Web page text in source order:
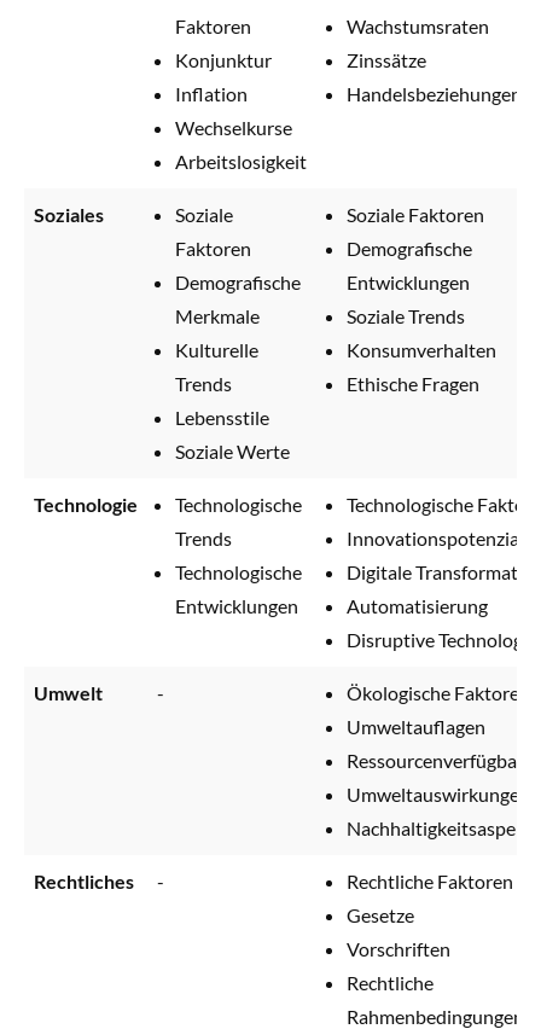
Faktoren
Konjunktur
Inflation
Wechselkurse
Arbeitslosigkeit
Wachstumsraten
Zinssätze
Handelsbeziehungen
Soziales
Soziale
Faktoren
Demografische
Merkmale
Kulturelle
Trends
Lebensstile
Soziale Werte
Soziale Faktoren
Demografische
Entwicklungen
Soziale Trends
Konsumverhalten
Ethische Fragen
Technologie
Technologische
Trends
Technologische
Entwicklungen
Technologische
Innovationspotenzial
Digitale
Automatisierung
Disruptive
Umwelt -
Ökologische Faktoren
Umweltauflagen
Umweltauswirkungen
Nachhaltigkeitsaspekte
Rechtliches -
Rechtliche Faktoren
Gesetze
Vorschriften
Rechtliche
Rahmenbedingungen